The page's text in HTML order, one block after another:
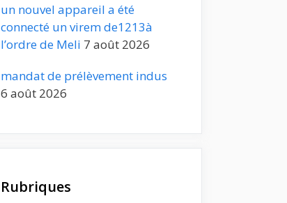
un nouvel appareil a été
connecté un virem de1213à
l’ordre de Meli 7 août 2026
mandat de prélèvement indus
6 août 2026
Rubriques